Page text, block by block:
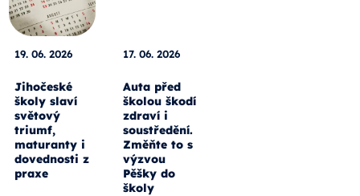
19. 06. 2026
Jihočeské
školy slaví
světový
triumf,
maturanty i
dovednosti z
praxe
17. 06. 2026
Auta před
školou škodí
zdraví i
soustředění.
Změňte to s
výzvou
Pěšky do
školy